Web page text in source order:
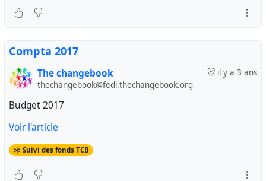
Compta 2017
il y a 3 ans
The changebook
thechangebook@fedi.thechangebook.org
Budget 2017
Voir l'article
Suivi des fonds TCB